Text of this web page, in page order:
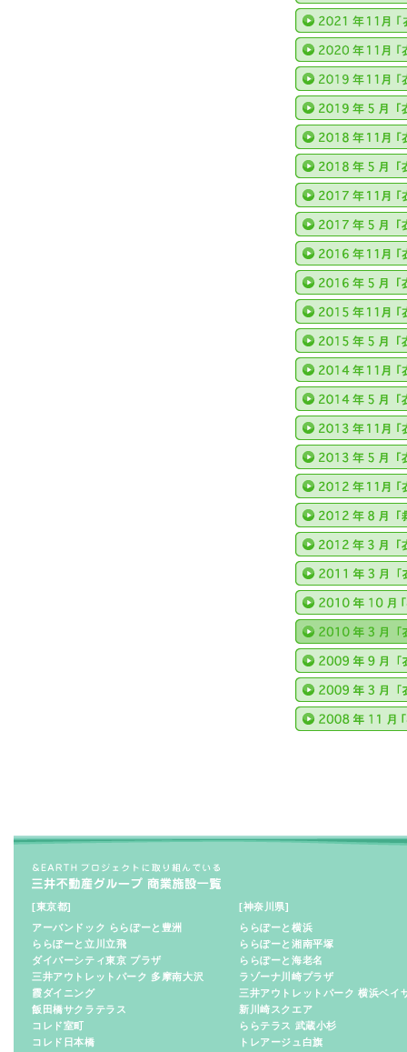
[東京都]
アーバンドック ららぽーと豊洲
ららぽーと立川立飛
ダイバーシティ東京 プラザ
三井アウトレットパーク 多摩南大沢
霞ダイニング
飯田橋サクラテラス
コレド室町
コレド日本橋
[神奈川県]
ららぽーと横浜
ららぽーと湘南平塚
ららぽーと海老名
ラゾーナ川崎プラザ
三井アウトレットパーク 横浜ベイ
新川崎スクエア
ららテラス 武蔵小杉
トレアージュ白旗